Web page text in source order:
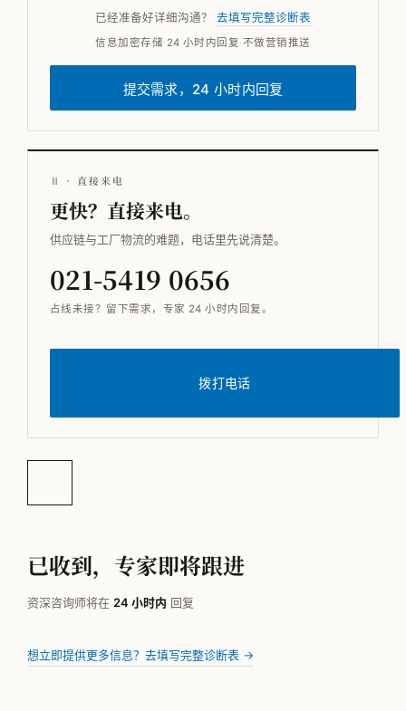
已经准备好详细沟通？ 去填写完整诊断表
信息加密存储· 24 小时内回复·不做营销推送
提交需求，24 小时内回复
Ⅱ · 直接来电
更快？直接来电。
供应链与工厂物流的难题，电话里先说清楚。
021-5419 0656
占线未接？留下需求，专家 24 小时内回复。
拨打电话
已收到，专家即将跟进
资深咨询师将在 24 小时内 回复
想立即提供更多信息？去填写完整诊断表 →